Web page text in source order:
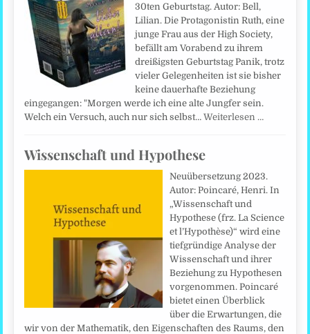
30ten Geburtstag. Autor: Bell,
Lilian. Die Protagonistin Ruth, eine
junge Frau aus der High Society,
befällt am Vorabend zu ihrem
dreißigsten Geburtstag Panik, trotz
vieler Gelegenheiten ist sie bisher
keine dauerhafte Beziehung
eingegangen: "Morgen werde ich eine alte Jungfer sein.
Welch ein Versuch, auch nur sich selbst…Weiterlesen …
Wissenschaft und Hypothese
Neuübersetzung 2023.
Autor: Poincaré, Henri. In
„Wissenschaft und
Hypothese (frz. La Science
et l’Hypothèse)“ wird eine
tiefgründige Analyse der
Wissenschaft und ihrer
Beziehung zu Hypothesen
vorgenommen. Poincaré
bietet einen Überblick
über die Erwartungen, die
wir von der Mathematik, den Eigenschaften des Raums, den